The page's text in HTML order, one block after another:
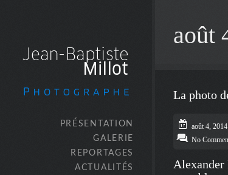
PRÉSENTATION
GALERIE
REPORTAGES
ACTUALITÉS
août
La photo
août 4, 2014
No
Alexander